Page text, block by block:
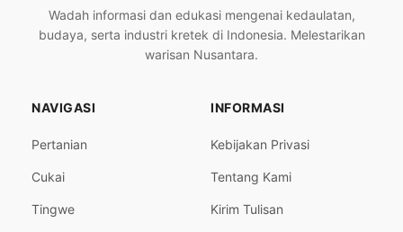
Wadah informasi dan edukasi mengenai kedaulatan,
budaya, serta industri kretek di Indonesia. Melestarikan
warisan Nusantara.
NAVIGASI
Pertanian
Cukai
Tingwe
INFORMASI
Kebijakan Privasi
Tentang Kami
Kirim Tulisan